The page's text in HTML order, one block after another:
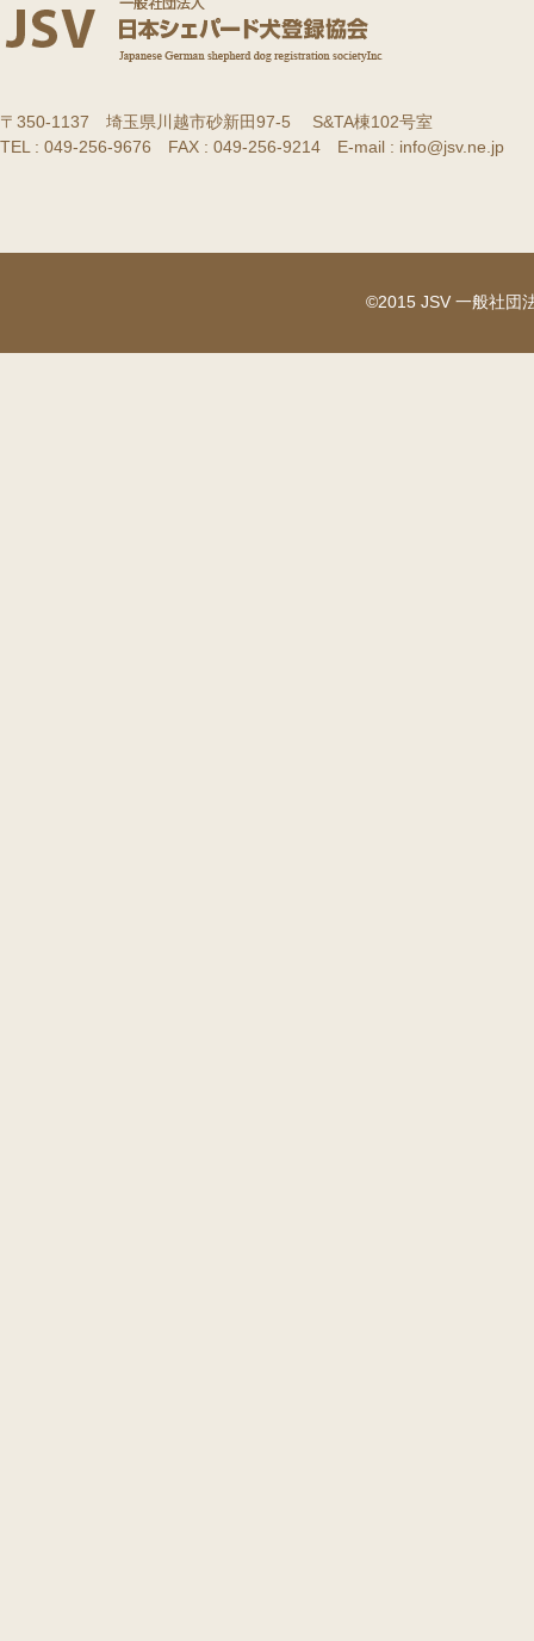
〒350-1137 埼玉県川越市砂新田97-5 S&TA棟102号室
TEL : 049-256-9676 FAX : 049-256-9214 E-mail : info@jsv.ne.jp
©2015 JSV 一般社団